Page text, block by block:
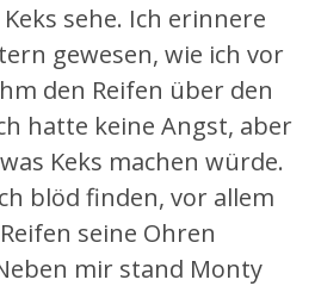
sehe. Ich erinnere
gewesen, wie ich vor
den Reifen über den
hatte keine Angst, aber
Keks machen würde.
blöd finden, vor allem
seine Ohren
mir stand Monty